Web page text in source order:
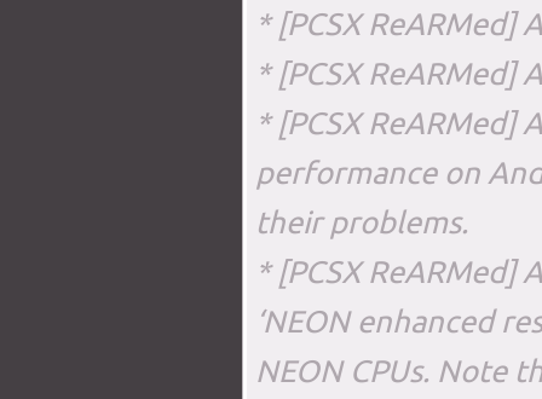
* [PCSX ReARMed]
* [PCSX
* [PCSX ReARMed]
performance on
their problems.
* [PCSX ReARMed]
‘NEON enhanced
NEON CPUs. Note